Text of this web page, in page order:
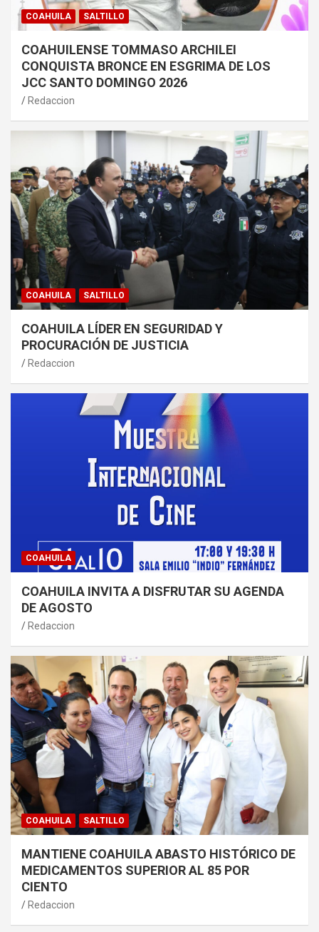
COAHUILA SALTILLO
COAHUILENSE TOMMASO ARCHILEI
CONQUISTA BRONCE EN ESGRIMA DE LOS
JCC SANTO DOMINGO 2026
Redaccion
COAHUILA SALTILLO
COAHUILA LÍDER EN SEGURIDAD Y
PROCURACIÓN DE JUSTICIA
Redaccion
COAHUILA
COAHUILA INVITA A DISFRUTAR SU AGENDA
DE AGOSTO
Redaccion
COAHUILA SALTILLO
MANTIENE COAHUILA ABASTO HISTÓRICO DE
MEDICAMENTOS SUPERIOR AL 85 POR
CIENTO
Redaccion